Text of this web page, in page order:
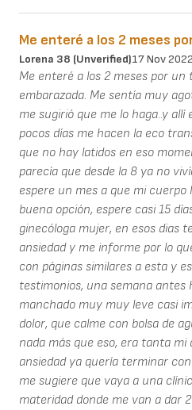
Me enteré a los 2 meses
Lorena 38 (unverified)17 Nov 2022
Me enteré a los 2 meses por un
embarazada. Me sentía muy
me sugirió que me lo haga..y allí
pocos días me hacen la eco
que no hay latidos en eso
parecía que desde la 8 ya no
espere un mes a que mi cuerpo
buena opción, espere casi 15
ginecóloga mujer, en esos dias
ansiedad y me informe por lo
con páginas similares a esta y
testimonios, una semana antes
manchado muy muy leve casi
dolor, que calme con bolsa de
nada más que eso, era tanta
ansiedad ya quería terminar
me sugiere que vaya a una
materidad donde me van a dar